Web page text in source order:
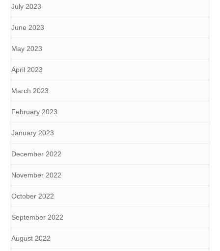
July 2023
June 2023
May 2023
April 2023
March 2023
February 2023
January 2023
December 2022
November 2022
October 2022
September 2022
August 2022